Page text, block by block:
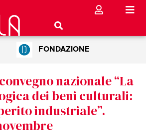
FONDAZIONE
nazionale “La
dei beni culturali:
industriale”.